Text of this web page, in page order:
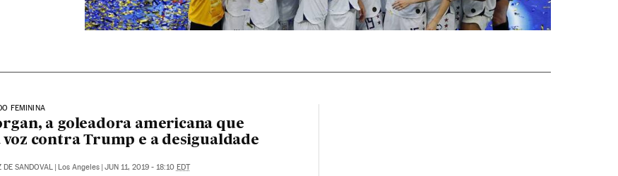
FEMININA
a goleadora americana que
voz contra Trump e a desigualdade
DE SANDOVAL | Los Angeles | JUN 11, 2019 - 18:10 EDT